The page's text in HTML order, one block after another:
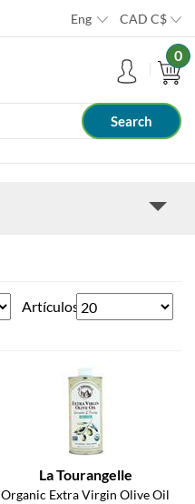
Eng CAD C$
0
Artículos
La Tourangelle
Organic Extra Virgin Olive Oil